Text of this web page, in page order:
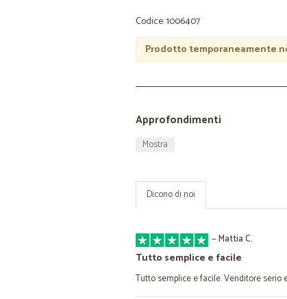
Codice: 1006407
Prodotto temporaneamente
Approfondimenti
Mostra
Dicono di noi
—Mattia C.
Tutto semplice e facile
Tutto semplice e facile. Venditore serio